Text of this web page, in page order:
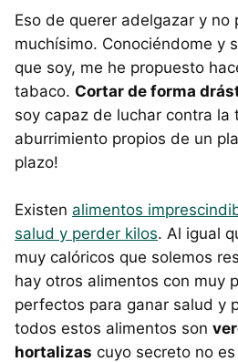
Eso de querer adelgazar y no
muchísimo. Conociéndome y
que soy, me he propuesto
tabaco. Cortar de forma
soy capaz de luchar contra la
aburrimiento propios de un
plazo!
Existen alimentos
salud y perder kilos. Al igual
muy calóricos que solemos
hay otros alimentos con muy
perfectos para ganar salud y
todos estos alimentos son
hortalizas cuyo secreto no